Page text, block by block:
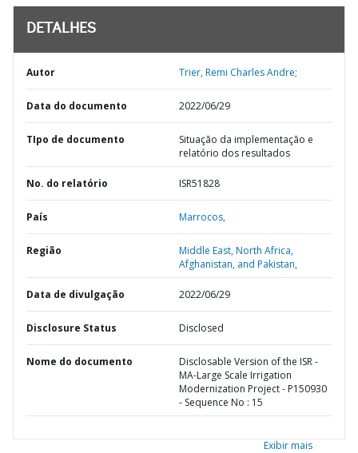
DETALHES
Autor Trier, Remi Charles Andre;
Data do documento 2022/06/29
TIpo de documento
Situação da implementação e
relatório dos resultados
No. do relatório ISR51828
País Marrocos,
Região
Middle East, North Africa,
Afghanistan, and Pakistan,
Data de divulgação 2022/06/29
Disclosure Status Disclosed
Nome do documento
Disclosable Version of the ISR -
MA-Large Scale Irrigation
Modernization Project - P150930
- Sequence No : 15
Exibir mais